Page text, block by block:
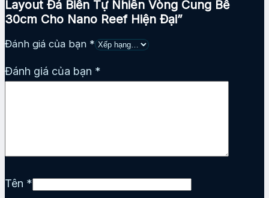
Layout Đá Biển Tự Nhiên Vòng Cung Bể
30cm Cho Nano Reef Hiện Đại”
Đánh giá của bạn *
Đánh giá của bạn *
Tên *